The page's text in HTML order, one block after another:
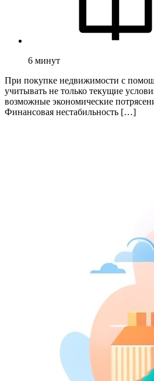
6 минут
При покупке недвижимости с
учитывать не только текущие
возможные экономические
Финансовая нестабильность […]